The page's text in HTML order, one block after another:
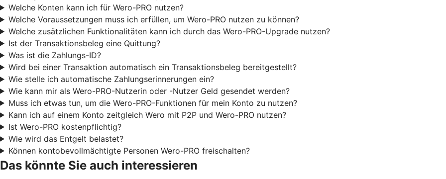
Welche Konten kann ich für Wero-PRO nutzen?
Welche Voraussetzungen muss ich erfüllen, um Wero-PRO nutzen zu können?
Welche zusätzlichen Funktionalitäten kann ich durch das Wero-PRO-Upgrade nutzen?
Ist der Transaktionsbeleg eine Quittung?
Was ist die Zahlungs-ID?
Wird bei einer Transaktion automatisch ein Transaktionsbeleg bereitgestellt?
Wie stelle ich automatische Zahlungserinnerungen ein?
Wie kann mir als Wero-PRO-Nutzerin oder -Nutzer Geld gesendet werden?
Muss ich etwas tun, um die Wero-PRO-Funktionen für mein Konto zu nutzen?
Kann ich auf einem Konto zeitgleich Wero mit P2P und Wero-PRO nutzen?
Ist Wero-PRO kostenpflichtig?
Wie wird das Entgelt belastet?
Können kontobevollmächtigte Personen Wero-PRO freischalten?
Das könnte Sie auch interessieren